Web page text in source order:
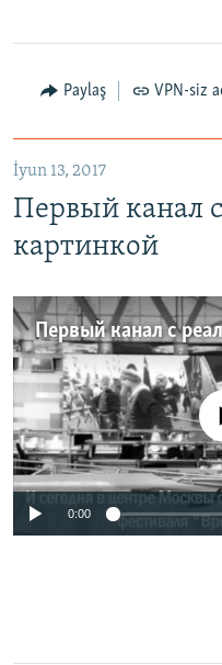
Paylaş VPN-siz
İyun 13, 2017
Первый канал
картинкой
Первый канал с
No media
0:00